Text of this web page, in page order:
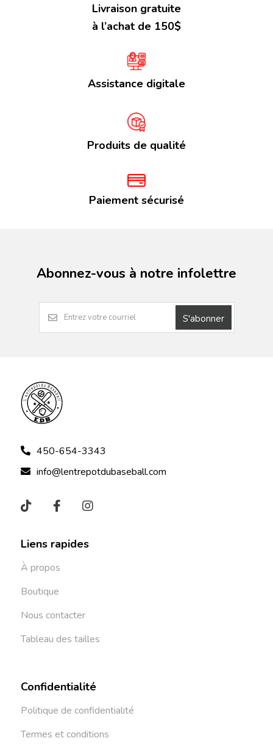
Livraison gratuite
à l’achat de 150$
Assistance digitale
Produits de qualité
Paiement sécurisé
Abonnez-vous à notre infolettre
S'abonner
450-654-3343
info@lentrepotdubaseball.com
Liens rapides
À propos
Boutique
Nous contacter
Tableau des tailles
Confidentialité
Politique de confidentialité
Termes et conditions